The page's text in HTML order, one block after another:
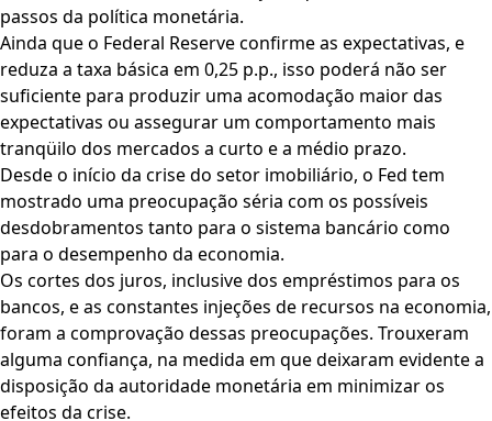
passos da política monetária.
Ainda que o Federal Reserve confirme as expectativas, e
reduza a taxa básica em 0,25 p.p., isso poderá não ser
suficiente para produzir uma acomodação maior das
expectativas ou assegurar um comportamento mais
tranqüilo dos mercados a curto e a médio prazo.
Desde o início da crise do setor imobiliário, o Fed tem
mostrado uma preocupação séria com os possíveis
desdobramentos tanto para o sistema bancário como
para o desempenho da economia.
Os cortes dos juros, inclusive dos empréstimos para os
bancos, e as constantes injeções de recursos na economia,
foram a comprovação dessas preocupações. Trouxeram
alguma confiança, na medida em que deixaram evidente a
disposição da autoridade monetária em minimizar os
efeitos da crise.